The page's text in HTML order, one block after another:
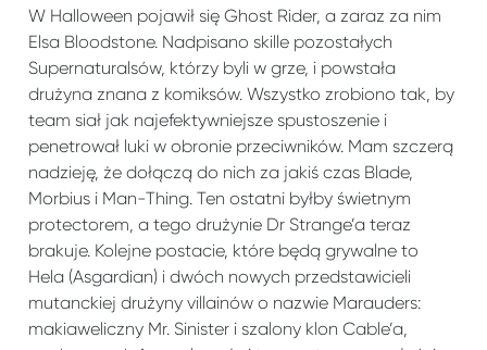
W Halloween pojawił się Ghost Rider, a zaraz za nim
Elsa Bloodstone. Nadpisano skille pozostałych
Supernaturalsów, którzy byli w grze, i powstała
drużyna znana z komiksów. Wszystko zrobiono tak, by
team siał jak najefektywniejsze spustoszenie i
penetrował luki w obronie przeciwników. Mam szczerą
nadzieję, że dołączą do nich za jakiś czas Blade,
Morbius i Man-Thing. Ten ostatni byłby świetnym
protectorem, a tego drużynie Dr Strange’a teraz
brakuje. Kolejne postacie, które będą grywalne to
Hela (Asgardian) i dwóch nowych przedstawicieli
mutanckiej drużyny villainów o nazwie Marauders:
makiaweliczny Mr. Sinister i szalony klon Cable’a,